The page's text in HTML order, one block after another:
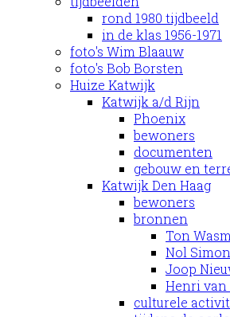
rond 1980 tijdbeeld
in de klas 1956-1971
foto's Wim Blaauw
foto's Bob Borsten
Huize Katwijk
Katwijk a/d Rijn
Phoenix
bewoners
documenten
gebouw en
Katwijk Den Haag
bewoners
bronnen
Ton
Nol
Joop
Henri van
culturele